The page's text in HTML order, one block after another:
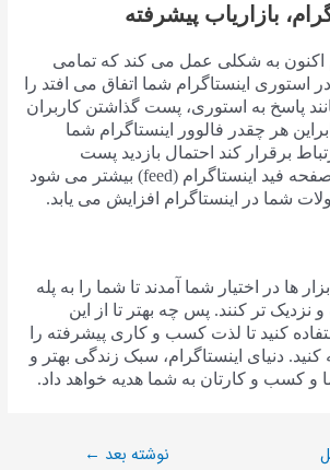
بازاریاب پیشرفته
اکنون به شکلی عمل می کند که تمامی
استوری اینستاگرام شما اتفاق می افتد را
پاسخ به استوری، پست گذاشتن کاربران
هر چقدر فالوور اینستاگرام شما
برقرار کند احتمال بازدید پست
اینستاگرام شما در صفحه فید اینستاگرام (feed) بیشتر می شود
شما در اینستاگرام افزایش می یابد.
ها در اختیار شما آمدند تا شما را به پله
تر کنند. پس چه بهتر تا از این
کنید تا لذت کسب و کاری پیشرفته را
دنیای اینستاگرام، سبک زندگی بهتر و
و کسب و کارتان به شما هدیه خواهد داد.
نوشته بعد ←